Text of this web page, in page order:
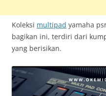
Koleksi multipad yamaha
bagikan ini, terdiri dari
yang berisikan.